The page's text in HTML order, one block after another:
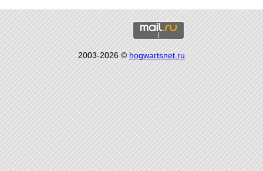
2003-2026 ©hogwartsnet.ru